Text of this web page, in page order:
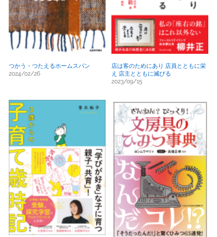
つかう・つたえるホームスパン
2024/02/26
店は客のためにあり 店員とともに栄
え 店主とともに滅びる
2023/09/15